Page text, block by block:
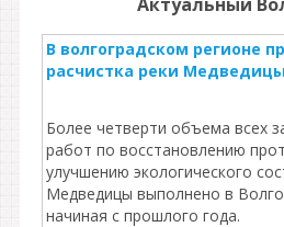
В волгоградском регионе
расчистка реки Медведицы
Более четверти объема всех
работ по восстановлению
улучшению экологического
Медведицы выполнено в
начиная с прошлого года.